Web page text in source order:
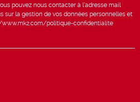
pouvez nous contacter à l’adresse mail
sur la gestion de vos données personnelles et
www.mk2.com/politique-confidentialite